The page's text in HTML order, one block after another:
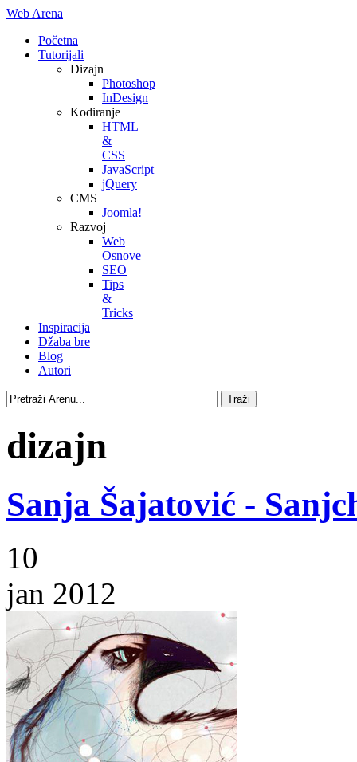
Web Arena
Početna
Tutorijali
Dizajn
Photoshop
InDesign
Kodiranje
HTML
&
CSS
JavaScript
jQuery
CMS
Joomla!
Razvoj
Web
Osnove
SEO
Tips
&
Tricks
Inspiracija
Džaba bre
Blog
Autori
dizajn
Sanja Šajatović -
10
jan 2012